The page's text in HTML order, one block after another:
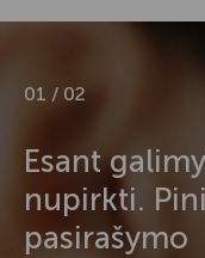
01 / 02
Esant
nupirkti.
pasirašymo